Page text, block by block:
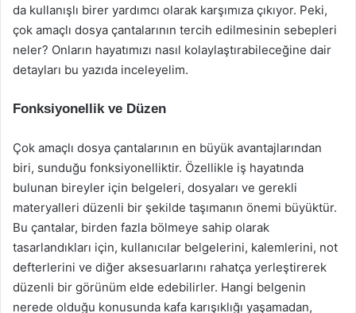
da kullanışlı birer yardımcı olarak karşımıza çıkıyor. Peki,
çok amaçlı dosya çantalarının tercih edilmesinin sebepleri
neler? Onların hayatımızı nasıl kolaylaştırabileceğine dair
detayları bu yazıda inceleyelim.
Fonksiyonellik ve Düzen
Çok amaçlı dosya çantalarının en büyük avantajlarından
biri, sunduğu fonksiyonelliktir. Özellikle iş hayatında
bulunan bireyler için belgeleri, dosyaları ve gerekli
materyalleri düzenli bir şekilde taşımanın önemi büyüktür.
Bu çantalar, birden fazla bölmeye sahip olarak
tasarlandıkları için, kullanıcılar belgelerini, kalemlerini, not
defterlerini ve diğer aksesuarlarını rahatça yerleştirerek
düzenli bir görünüm elde edebilirler. Hangi belgenin
nerede olduğu konusunda kafa karışıklığı yaşamadan,